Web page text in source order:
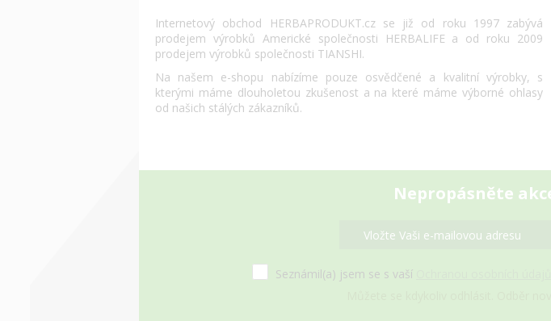
Internetový obchod HERBAPRODUKT.cz se již od roku 1997 zabývá
prodejem výrobků Americké společnosti HERBALIFE a od roku 2009
prodejem výrobků společnosti TIANSHI.
Na našem e-shopu nabízíme pouze osvědčené a kvalitní výrobky, s
kterými máme dlouholetou zkušenost a na které máme výborné ohlasy
od našich stálých zákazníků.
Nepropásněte
Seznámil(a) jsem se s vaší